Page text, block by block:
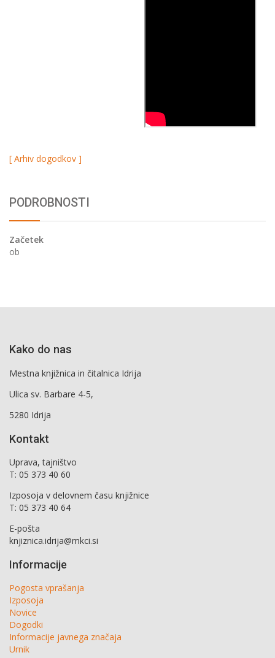
[ Arhiv dogodkov ]
PODROBNOSTI
Začetek
ob
Kako do nas
Mestna knjižnica in čitalnica Idrija
Ulica sv. Barbare 4-5,
5280 Idrija
Kontakt
Uprava, tajništvo
T: 05 373 40 60
Izposoja v delovnem času knjižnice
T: 05 373 40 64
E-pošta
knjiznica.idrija@mkci.si
Informacije
Pogosta vprašanja
Izposoja
Novice
Dogodki
Informacije javnega značaja
Urnik